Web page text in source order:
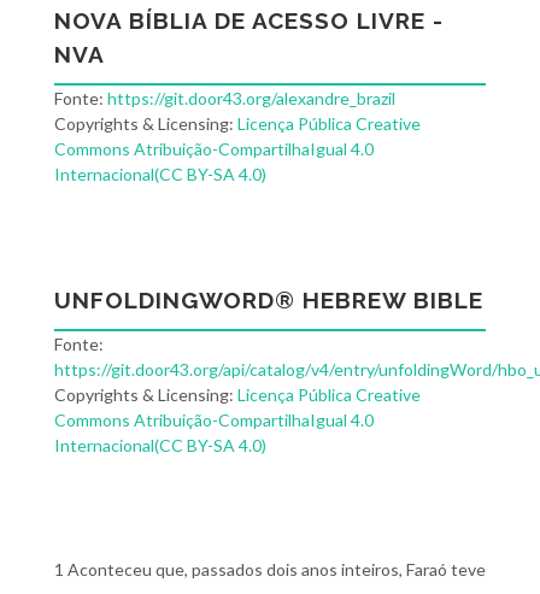
NOVA BÍBLIA DE ACESSO LIVRE -
NVA
Fonte: https://git.door43.org/alexandre_brazil
Copyrights & Licensing: Licença Pública Creative
Commons Atribuição-CompartilhaIgual 4.0
Internacional(CC BY-SA 4.0)
UNFOLDINGWORD® HEBREW BIBLE
Fonte:
https://git.door43.org/api/catalog/v4/entry/unfoldingWord/
Copyrights & Licensing: Licença Pública Creative
Commons Atribuição-CompartilhaIgual 4.0
Internacional(CC BY-SA 4.0)
1 Aconteceu que, passados dois anos inteiros, Faraó teve